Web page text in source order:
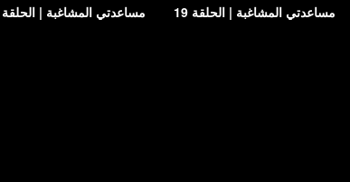
مساعدتي المشاغبة | الحلقة 19 مساعدتي المشاغبة | الحلقة 20